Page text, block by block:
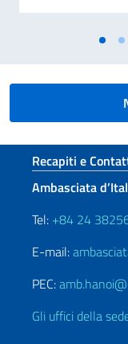
Sezione
Recapiti e
Ambasciata
Tel: +84 24
E-mail:
PEC:
Gli uffici della